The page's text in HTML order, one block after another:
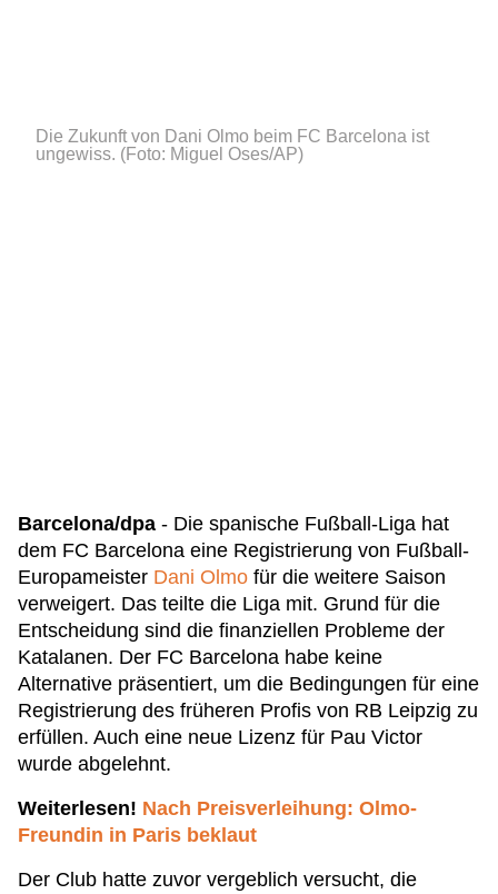
Die Zukunft von Dani Olmo beim FC Barcelona ist
ungewiss. (Foto: Miguel Oses/AP)
Barcelona/dpa - Die spanische Fußball-Liga hat
dem FC Barcelona eine Registrierung von Fußball-
Europameister Dani Olmo für die weitere Saison
verweigert. Das teilte die Liga mit. Grund für die
Entscheidung sind die finanziellen Probleme der
Katalanen. Der FC Barcelona habe keine
Alternative präsentiert, um die Bedingungen für eine
Registrierung des früheren Profis von RB Leipzig zu
erfüllen. Auch eine neue Lizenz für Pau Victor
wurde abgelehnt.
Weiterlesen! Nach Preisverleihung: Olmo-
Freundin in Paris beklaut
Der Club hatte zuvor vergeblich versucht, die